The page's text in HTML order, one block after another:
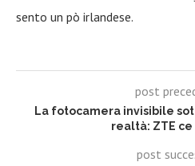
sento un pò irlandese.
post
La fotocamera invisibile
realtà: ZTE ce
post